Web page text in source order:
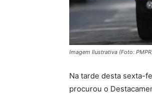
Imagem Ilustrativa (Foto:
Na tarde desta sexta-
procurou o